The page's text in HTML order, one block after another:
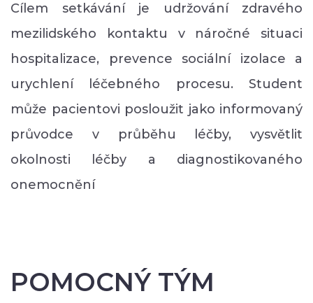
Cílem setkávání je udržování zdravého
mezilidského kontaktu v náročné situaci
hospitalizace, prevence sociální izolace a
urychlení léčebného procesu. Student
může pacientovi posloužit jako informovaný
průvodce v průběhu léčby, vysvětlit
okolnosti léčby a diagnostikovaného
onemocnění
POMOCNÝ TÝM